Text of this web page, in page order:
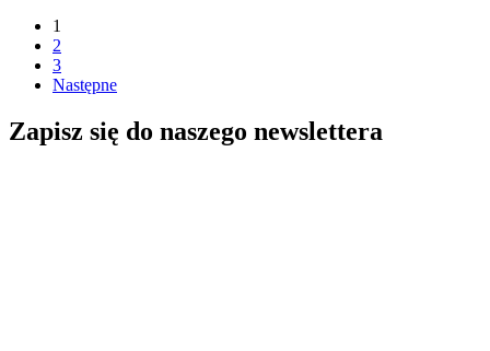
1
2
3
Następne
Zapisz się do naszego newslettera